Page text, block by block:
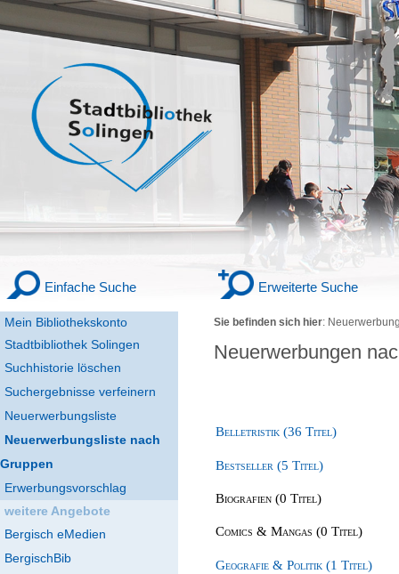
Mein Bibliothekskonto
Stadtbibliothek Solingen
Einfache Suche Erweiterte Suche
Suchhistorie löschen
Suchergebnisse verfeinern
Neuerwerbungsliste
Neuerwerbungsliste nach
Gruppen
Erwerbungsvorschlag
weitere Angebote
Bergisch eMedien
BergischBib
Sie befinden sich hier:
Neuerwerbungen
Belletristik (36 Titel)
Bestseller (5 Titel)
Biografien (0 Titel)
Comics & Mangas (0 Titel)
Geografie & Politik (1 Titel)